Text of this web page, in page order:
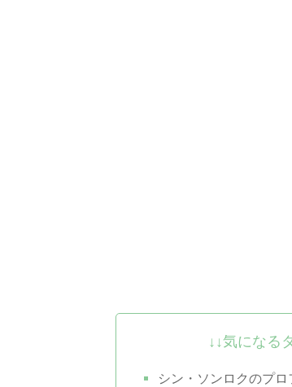
↓↓気になる
シン・ソンロクのプロ